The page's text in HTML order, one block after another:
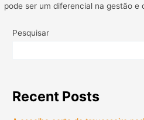
pode ser um diferencial na gestão e
Pesquisar
Recent Posts